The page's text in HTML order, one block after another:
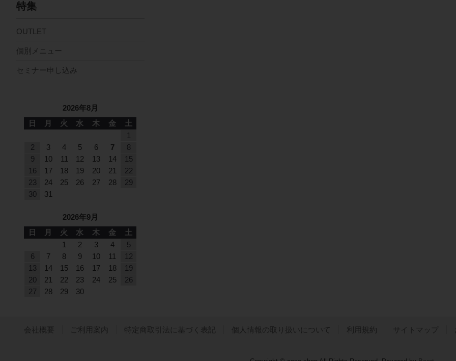
特集
OUTLET
個別メニュー
セミナー申し込み
2026年8月
日
月 火 水 木 金
土
1
2
3 4 5 6 7
8
9
10 11 12 13 14
15
16
17 18 19 20 21
22
23
24 25 26 27 28
29
30
31
2026年9月
日
月 火 水 木 金
土
1
2 3 4
5
6
7 8 9 10 11
12
13
14 15 16 17 18
19
20
21 22 23 24 25
26
27
28 29 30
会社概要 ご利用案内 特定商取引法に基づく表記 個人情報の取り扱いについて 利用規約 サイトマップ